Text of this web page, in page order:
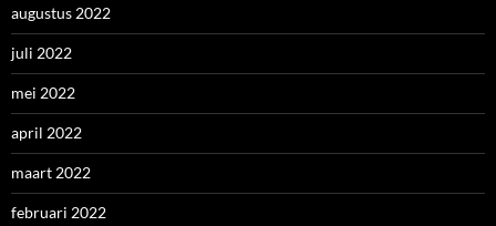
augustus 2022
juli 2022
mei 2022
april 2022
maart 2022
februari 2022